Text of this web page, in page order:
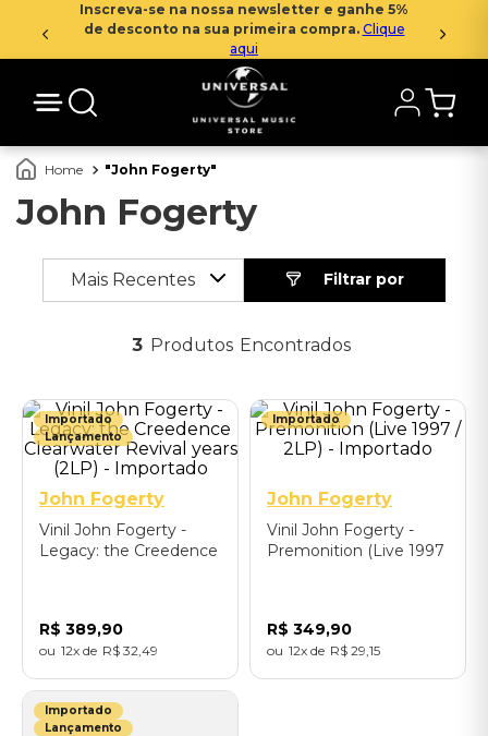
Inscreva-se na nossa newsletter e ganhe 5%
de desconto na sua primeira compra. Clique
aqui
John Fogerty
John Fogerty
Mais Recentes
3 Produtos
Importado
Lançamento
John Fogerty
Vinil John Fogerty -
Legacy: the Creedence
R$ 389,90
12 R$ 32 49
Importado
John Fogerty
Vinil John Fogerty -
Premonition (Live 1997
R$ 349,90
12 R$ 29 15
Importado
Lançamento